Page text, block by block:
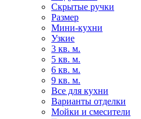
Скрытые ручки
Размер
Мини-кухни
Узкие
3 кв. м.
5 кв. м.
6 кв. м.
9 кв. м.
Все для кухни
Варианты отделки
Мойки и смесители